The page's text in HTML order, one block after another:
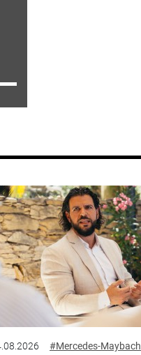
#Mercedes-Maybach